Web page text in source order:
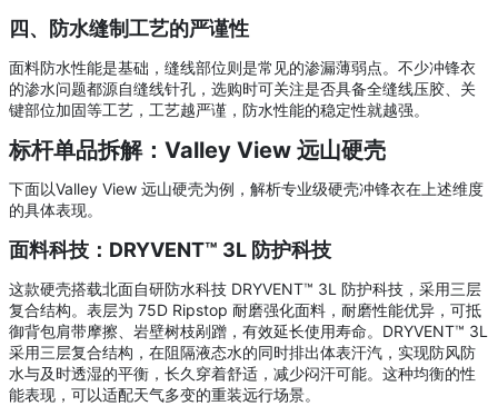
四、防水缝制工艺的严谨性
面料防水性能是基础，缝线部位则是常见的渗漏薄弱点。不少冲锋衣
的渗水问题都源自缝线针孔，选购时可关注是否具备全缝线压胶、关
键部位加固等工艺，工艺越严谨，防水性能的稳定性就越强。
标杆单品拆解：Valley View 远山硬壳
下面以Valley View 远山硬壳为例，解析专业级硬壳冲锋衣在上述维度
的具体表现。
面料科技：DRYVENT™ 3L 防护科技
这款硬壳搭载北面自研防水科技 DRYVENT™ 3L 防护科技，采用三层
复合结构。表层为 75D Ripstop 耐磨强化面料，耐磨性能优异，可抵
御背包肩带摩擦、岩壁树枝剐蹭，有效延长使用寿命。DRYVENT™ 3L
采用三层复合结构，在阻隔液态水的同时排出体表汗汽，实现防风防
水与及时透湿的平衡，长久穿着舒适，减少闷汗可能。这种均衡的性
能表现，可以适配天气多变的重装远行场景。